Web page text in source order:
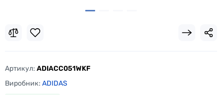
Артикул: ADIACC051WKF
Виробник: ADIDAS